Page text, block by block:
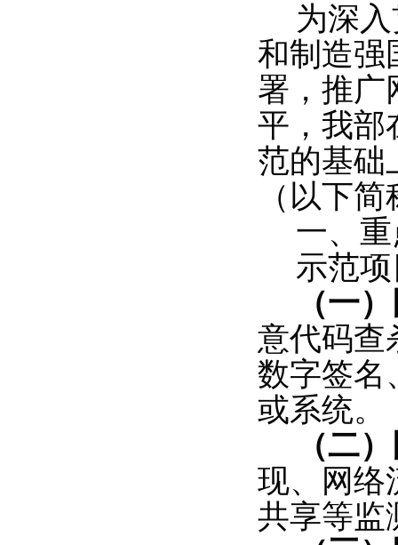
为深
和制造强
署，推广
平，我部
范的基础
（以下
一、
示范
（一
意代码查
数字签名
或系统。
（二
现、网络
共享等监